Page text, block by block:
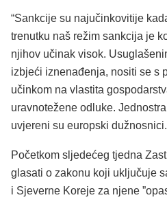
“Sankcije su najučinkovitije
trenutku naš režim sankcija je
njihov učinak visok.
izbjeći iznenađenja, nositi se s
učinkom na vlastita
uravnotežene odluke.
uvjereni su europski dužnosnici.
Početkom sljedećeg tjedna
glasati o zakonu koji uključuje
i Sjeverne Koreje za njene